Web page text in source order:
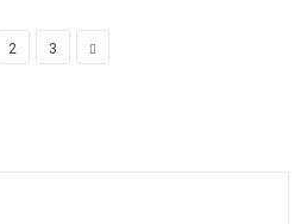
2 3